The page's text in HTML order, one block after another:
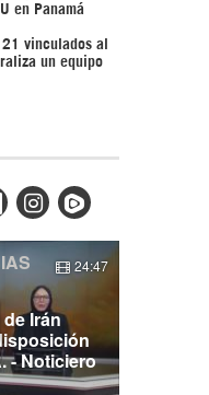
en Panamá
21 vinculados al
un equipo

Irán
- Noticiero
24:47